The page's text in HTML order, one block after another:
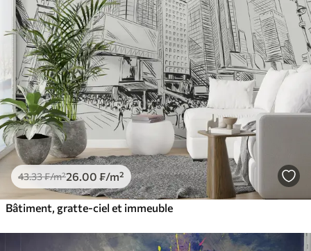
43.33₣/m²26.00 ₣/m²
Bâtiment, gratte-ciel et immeuble